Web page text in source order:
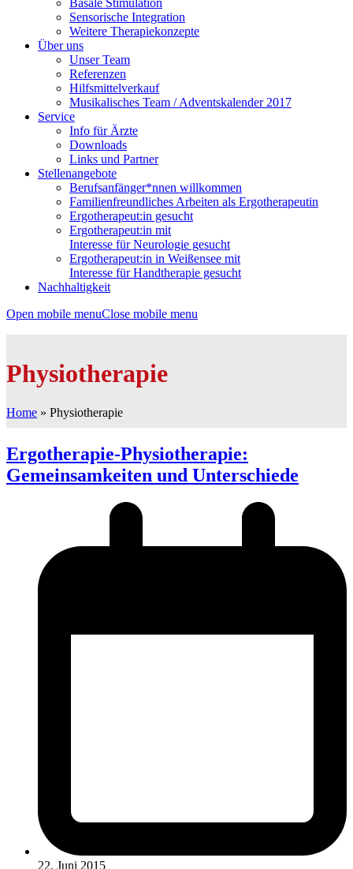
Basale Stimulation
Sensorische Integration
Weitere Therapiekonzepte
Über uns
Unser Team
Referenzen
Hilfsmittelverkauf
Musikalisches Team / Adventskalender 2017
Service
Info für Ärzte
Downloads
Links und Partner
Stellenangebote
Berufsanfänger*nnen willkommen
Familienfreundliches Arbeiten als Ergotherapeutin
Ergotherapeut:in gesucht
Ergotherapeut:in mit
Interesse für Neurologie gesucht
Ergotherapeut:in in Weißensee mit
Interesse für Handtherapie gesucht
Nachhaltigkeit
Open mobile menuClose mobile menu
Physiotherapie
Home » Physiotherapie
Ergotherapie-Physiotherapie:
Gemeinsamkeiten und Unterschiede
22. Juni 2015